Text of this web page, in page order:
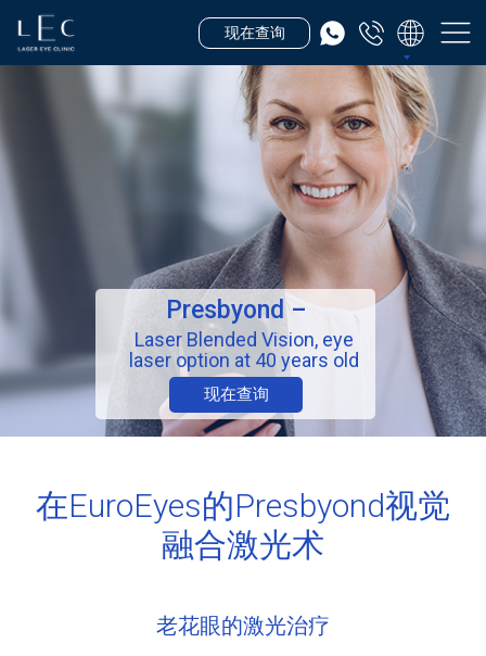
现在查询
Laser Blended Vision, eye
laser option at 40 years old
Presbyond –
现在查询
在EuroEyes的Presbyond视觉
融合激光术
老花眼的激光治疗